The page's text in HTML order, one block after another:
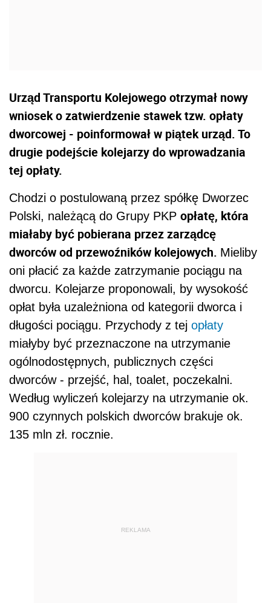
Urząd Transportu Kolejowego otrzymał nowy
wniosek o zatwierdzenie stawek tzw. opłaty
dworcowej - poinformował w piątek urząd. To
drugie podejście kolejarzy do wprowadzania
tej opłaty.
Chodzi o postulowaną przez spółkę Dworzec
Polski, należącą do Grupy PKP opłatę, która
miałaby być pobierana przez zarządcę
dworców od przewoźników kolejowych. Mieliby
oni płacić za każde zatrzymanie pociągu na
dworcu. Kolejarze proponowali, by wysokość
opłat była uzależniona od kategorii dworca i
długości pociągu. Przychody z tej opłaty
miałyby być przeznaczone na utrzymanie
ogólnodostępnych, publicznych części
dworców - przejść, hal, toalet, poczekalni.
Według wyliczeń kolejarzy na utrzymanie ok.
900 czynnych polskich dworców brakuje ok.
135 mln zł. rocznie.
REKLAMA